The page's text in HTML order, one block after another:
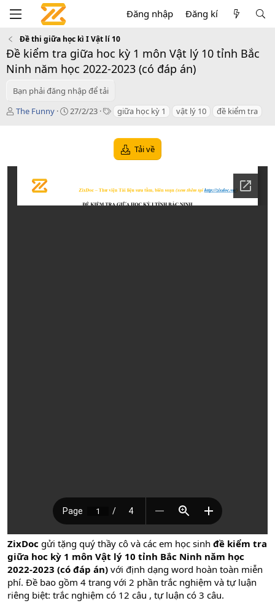
Đăng nhập Đăng kí
Đề thi giữa học kì I Vật lí 10
Đề kiểm tra giữa hoc kỳ 1 môn Vật lý 10 tỉnh Bắc
Ninh năm học 2022-2023 (có đáp án)
Bạn phải đăng nhập để tải
T
ả
The Funny
C
27/2/23
T
s
giữa học kỳ 1 vật lý 10 đề kiểm tra
Tải về
ZixDoc gửi tặng quý thầy cô và các em học sinh đề kiểm tra
giữa hoc kỳ 1 môn Vật lý 10 tỉnh Bắc Ninh năm học
2022-2023 (có đáp án) với định dạng word hoàn toàn miễn
phí. Đề bao gồm 4 trang với 2 phần trắc nghiệm và tự luận
riêng biệt: trắc nghiệm có 12 câu , tự luận có 3 câu.